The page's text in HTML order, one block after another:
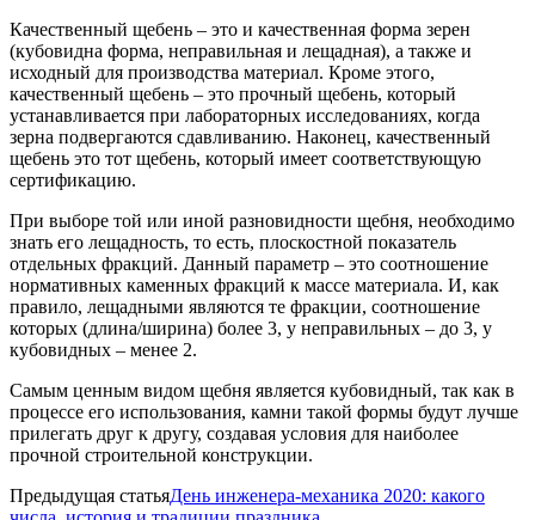
Качественный щебень – это и качественная форма зерен
(кубовидна форма, неправильная и лещадная), а также и
исходный для производства материал. Кроме этого,
качественный щебень – это прочный щебень, который
устанавливается при лабораторных исследованиях, когда
зерна подвергаются сдавливанию. Наконец, качественный
щебень это тот щебень, который имеет соответствующую
сертификацию.
При выборе той или иной разновидности щебня, необходимо
знать его лещадность, то есть, плоскостной показатель
отдельных фракций. Данный параметр – это соотношение
нормативных каменных фракций к массе материала. И, как
правило, лещадными являются те фракции, соотношение
которых (длина/ширина) более 3, у неправильных – до 3, у
кубовидных – менее 2.
Самым ценным видом щебня является кубовидный, так как в
процессе его использования, камни такой формы будут лучше
прилегать друг к другу, создавая условия для наиболее
прочной строительной конструкции.
Предыдущая статьяДень инженера-механика 2020: какого